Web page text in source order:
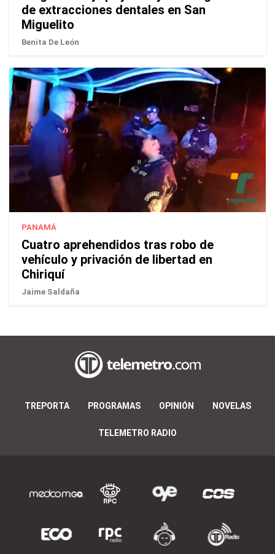
de extracciones dentales en San
Miguelito
Benita De León
PANAMÁ
Cuatro aprehendidos tras robo de
vehículo y privación de libertad en
Chiriquí
Jaime Saldaña
TREPORTA PROGRAMAS OPINIÓN NOVELAS
TELEMETRO RADIO